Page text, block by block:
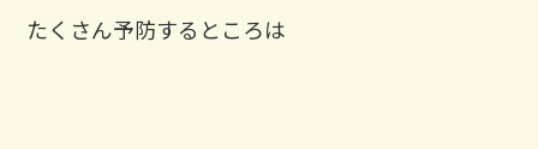
たくさん予防するところは